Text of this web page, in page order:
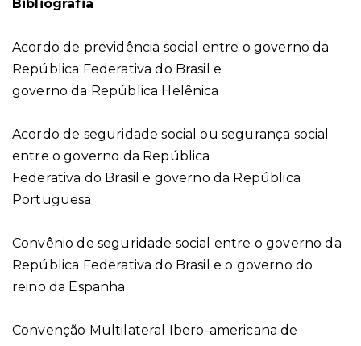
Bibliografia
Acordo de previdência social entre o governo da
República Federativa do Brasil e
governo da República Helênica
Acordo de seguridade social ou segurança social
entre o governo da República
Federativa do Brasil e governo da República
Portuguesa
Convênio de seguridade social entre o governo da
República Federativa do Brasil e o governo do
reino da Espanha
Convenção Multilateral Ibero-americana de